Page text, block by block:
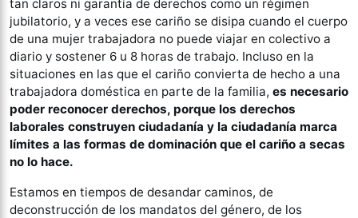
tan claros ni garantía de derechos como un régimen
jubilatorio, y a veces ese cariño se disipa cuando el cuerpo
de una mujer trabajadora no puede viajar en colectivo a
diario y sostener 6 u 8 horas de trabajo. Incluso en la
situaciones en las que el cariño convierta de hecho a una
trabajadora doméstica en parte de la familia, es necesario
poder reconocer derechos, porque los derechos
laborales construyen ciudadanía y la ciudadanía marca
límites a las formas de dominación que el cariño a secas
no lo hace.
Estamos en tiempos de desandar caminos, de
deconstrucción de los mandatos del género, de los